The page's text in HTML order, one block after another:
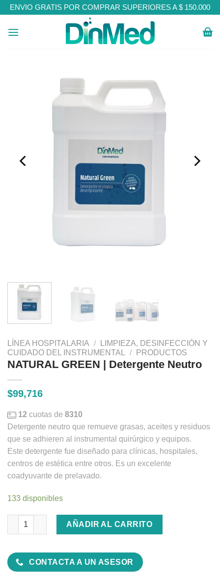
Skip
content
ENVIO GRATIS POR COMPRAR SUPERIORES A $ 150.000
LÍNEA HOSPITALARIA /
LIMPIEZA, DESINFECCIÓN Y
CUIDADO DEL INSTRUMENTAL
/ PRODUCTOS
NATURAL GREEN | Detergente Neutro
$99,716
12 cuotas de 8310
Detergente neutro que remueve grasas, aceites y residuos
que se adhieren al instrumental quirúrgico y equipos.
Este detergente fue diseñado para clínicas, hospitales,
centros de estética entre otros. Es un excelente
coadyuvante de prelavado.
133 disponibles
NATURAL GREEN | Detergente Neutro cantidad
AÑADIR AL CARRITO
CONTACTA A UN ASESOR